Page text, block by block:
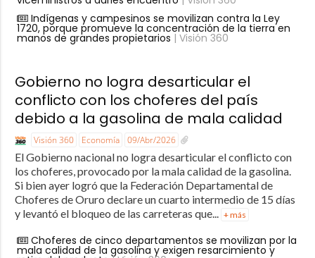
Indígenas y campesinos se movilizan contra la Ley
1720, porque promueve la concentración de la tierra en
manos de grandes propietarios | Visión 360
Gobierno no logra desarticular el
conflicto con los choferes del país
debido a la gasolina de mala calidad
Visión 360 Economía 09/Abr/2026
El Gobierno nacional no logra desarticular el conflicto con
los choferes, provocado por la mala calidad de la gasolina.
Si bien ayer logró que la Federación Departamental de
Choferes de Oruro declare un cuarto intermedio de 15 días
y levantó el bloqueo de las carreteras que...
+ más
Choferes de cinco departamentos se movilizan por la
mala calidad de la gasolina y exigen resarcimiento y